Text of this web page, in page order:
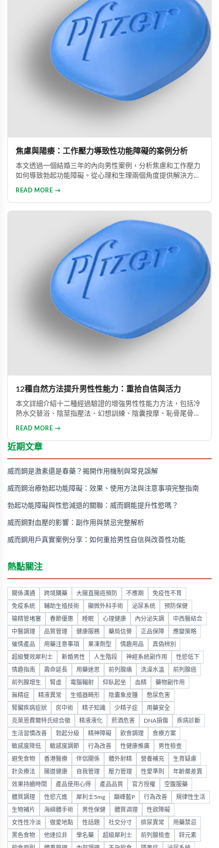
焦慮與陽痿：工作壓力導致性功能障礙的案例分析
本文透過一個結婚三年的內向男性案例，分析焦慮和工作壓力
如何導致勃起功能障礙。從心理和生理兩個角度提供解決方
READ MORE →
12種自然方法提升男性性能力：重拾自信與活力
本文詳細介紹十二種經過驗證的增強男性性能力方法，包括冷
熱水交替浴、陰莖指壓法、幻想訓練、陰囊按摩、恥骨尾骨肌
合適當的營養補充，一個月內即可感受到明顯的改善效果。
READ MORE →
近期文章
威而鋼是激素還是春藥？揭開作用機制與常見誤解
威而鋼治療勃起功能障礙：效果、使用方法與注意事項完整指南
勃起功能障礙與性慾減退的關聯：威而鋼能提升性慾嗎？
威而鋼對血壓的影響：副作用與禁忌完整解析
威而鋼用戶真實案例分享：如何重拾男性自信與改善性功能
熱點關注
關係溝通 跨境購藥 大腸直腸癌預防 不應期 免疫性不育
免疫系統 輔助生殖技術 顯微外科手術 泌尿系统 预防保健
输精管堵塞 春節優惠 睡眠 心理健康 內分泌失調 中西醫結合
中醫調理 品質管理 健康服務 藥局信譽 正品保障 應變策略
催情產品 用藥注意事項 果凍劑型 情趣用品 真偽辨別
超級雙效犀利士 新婚男性 人生階段 神經系統副作用 性慾低下
情趣指南 壽命延長 用藥迷思 前列腺痛 洗澡水溫 前列腺癌
前列腺增生 腎虛 電腦輻射 仰臥起坐 血精 藥物副作用
無精症 精液異常 生殖器畸形 陰囊象皮腫 憋尿危害
腎臟疾病症狀 房中術 精子知識 少精子症 用藥安全
克萊恩費爾特氏綜合徵 精液液化 菸酒危害 DNA損傷 疾病診斷
生活習慣改善 勃起分級 精神障礙 飲食調理 食療方案
敏感度降低 敏感度調節 行為改善 性健康推廣 男性檢查
避免食物 香港醫療 伴侶關係 體外射精 營養補充 生育疑慮
針灸療法 腸道健康 自我管理 壓力管理 性愛準則 年齡層差異
效果持續時間 產品使用心得 產品品質 官方授權 空腹服藥
體質調理 性慾亢進 犀利士5mg 巔峰藍P 行為改善 規律性生活
生物補片 海綿體手術 男性保健 體質调理 性欲障礙
女性性冷淡 做愛地點 性話題 社交分寸 排尿異常 用藥禁忌
黑色食物 他達拉非 學名藥 超級犀利士 前列腺檢查 鋅元素